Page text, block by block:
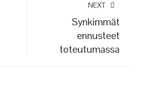
NEXT
Synkimmät
ennusteet
toteutumassa